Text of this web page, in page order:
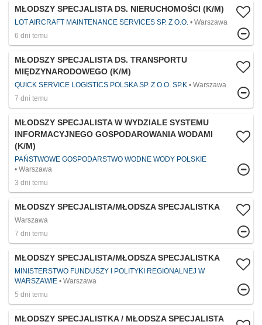
MŁODSZY SPECJALISTA DS. NIERUCHOMOŚCI (K/M)
LOT AIRCRAFT MAINTENANCE SERVICES SP. Z O.O.
Warszawa
6 dni temu
MŁODSZY SPECJALISTA DS. TRANSPORTU
MIĘDZYNARODOWEGO (K/M)
QUICK SERVICE LOGISTICS POLSKA SP. Z O.O. SP.K
Warszawa
7 dni temu
MŁODSZY SPECJALISTA W WYDZIALE SYSTEMU
INFORMACYJNEGO GOSPODAROWANIA WODAMI
(K/M)
PAŃSTWOWE GOSPODARSTWO WODNE WODY POLSKIE
Warszawa
3 dni temu
MŁODSZY SPECJALISTA/MŁODSZA SPECJALISTKA
Warszawa
7 dni temu
MŁODSZY SPECJALISTA/MŁODSZA SPECJALISTKA
MINISTERSTWO FUNDUSZY I POLITYKI REGIONALNEJ W
WARSZAWIE
Warszawa
5 dni temu
MŁODSZY SPECJALISTKA / MŁODSZA SPECJALISTA